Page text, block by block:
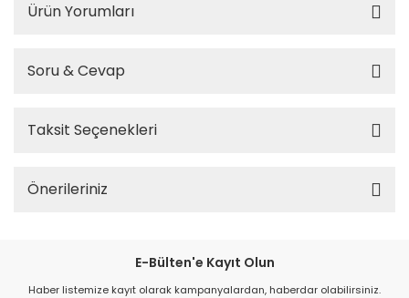
Ürün Yorumları
Soru & Cevap
Taksit Seçenekleri
Önerileriniz
E-Bülten'e Kayıt Olun
Haber listemize kayıt olarak kampanyalardan, haberdar olabilirsiniz.